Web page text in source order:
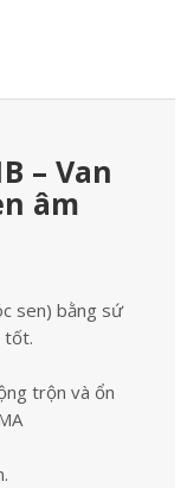
– Van
âm
sen) bằng sứ
tốt.
trộn và ổn